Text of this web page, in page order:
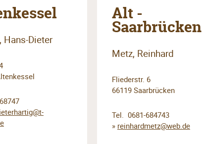
Hans-Dieter
Alt -
Saarbrücken
Metz, Reinhard
Fliederstr. 6
66119 Saarbrücken
Tel. 0681-684743
» reinhardmetz@web.de